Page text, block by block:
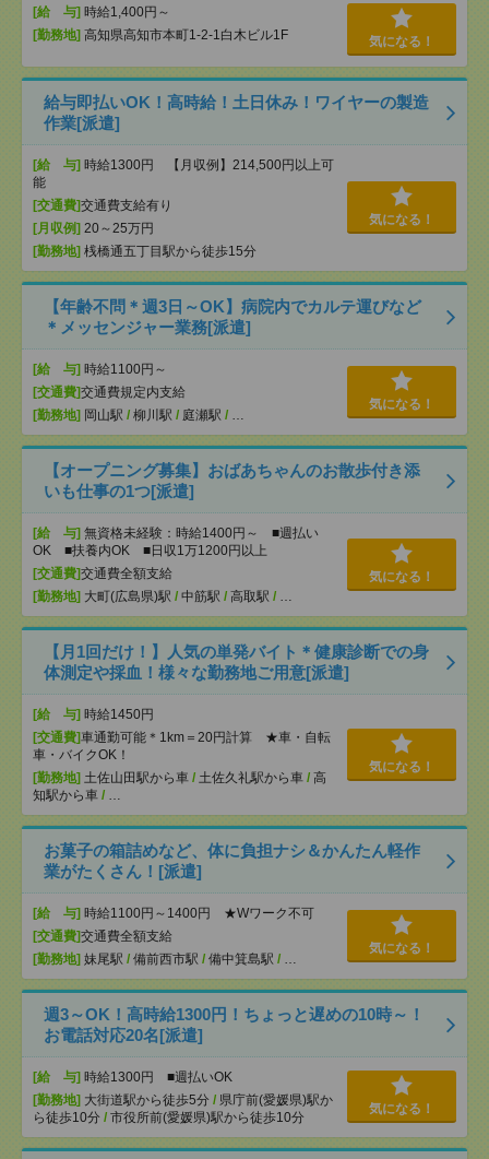
[給 与] 時給1,400円～
[勤務地] 高知県高知市本町1-2-1白木ビル1F 気になる！
給与即払いOK！高時給！土日休み！ワイヤーの製造
作業[派遣]
[給 与] 時給1300円 【月収例】214,500円以上可
能
[交通費]交通費支給有り
[月収例] 20～25万円
[勤務地] 桟橋通五丁目駅から徒歩15分
気になる！
【年齢不問＊週3日～OK】病院内でカルテ運びなど
＊メッセンジャー業務[派遣]
[給 与] 時給1100円～
[交通費]交通費規定内支給
[勤務地] 岡山駅 / 柳川駅 / 庭瀬駅 /
気になる！
【オープニング募集】おばあちゃんのお散歩付き添
いも仕事の1つ[派遣]
[給 与] 無資格未経験：時給1400円～ ■週払い
OK ■扶養内OK ■日収1万1200円以上
[交通費]交通費全額支給
[勤務地] 大町(広島県)駅 / 中筋駅 / 高取駅 /
気になる！
【月1回だけ！】人気の単発バイト＊健康診断での身
体測定や採血！様々な勤務地ご用意[派遣]
[給 与] 時給1450円
[交通費]車通勤可能＊1km＝20円計算 ★車・自転
車・バイクOK！
[勤務地] 土佐山田駅から車 / 土佐久礼駅から車 / 高
知駅から車 /
気になる！
お菓子の箱詰めなど、体に負担ナシ＆かんたん軽作
業がたくさん！[派遣]
[給 与] 時給1100円～1400円 ★Wワーク不可
[交通費]交通費全額支給
[勤務地] 妹尾駅 / 備前西市駅 / 備中箕島駅 /
気になる！
週3～OK！高時給1300円！ちょっと遅めの10時～！
お電話対応20名[派遣]
[給 与] 時給1300円 ■週払いOK
[勤務地] 大街道駅から徒歩5分 / 県庁前(愛媛県)駅か
ら徒歩10分 / 市役所前(愛媛県)駅から徒歩10分
気になる！